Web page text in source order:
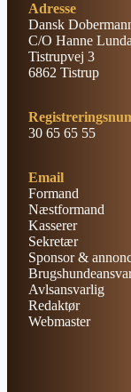
Adresse
Dansk
C/O Hanne
Tistrupvej 3
6862 Tistrup
30 65 65 55
Email
Formand
Næstformand
Kasserer
Sekretær
Sponsor &
Avlsansvarlig
Redaktør
Webmaster